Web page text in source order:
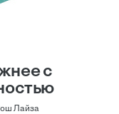
с
Лайза